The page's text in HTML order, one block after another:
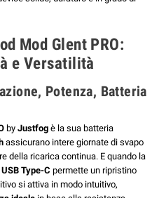
Mod Glent PRO:
e Versatilità
Potenza, Batteria
by Justfog è la sua batteria
assicurano intere giornate di svapo
della ricarica continua. E quando la
USB Type-C permette un ripristino
si attiva in modo intuitivo,